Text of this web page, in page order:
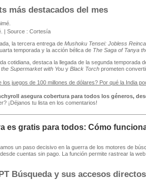
más destacados del mes
| Source : Cortesía
la tercera entrega de Mushoku Tensei: Jobless
temporada y la acción bélica de The Saga of Tanya
cotidiana, destaca la llegada de la segunda temporada
Supermarket with Youy Black Torchprometen
los juegos de 100 millones de dólares? Por qué la India
asegura cobertura para todos los géneros,
¡Déjanos tu lista en los comentarios!
es gratis para todos: Cómo
un paso decisivo en la guerra de los motores de
cuentas sin pago. La función permite rastrear la
Búsqueda y sus accesos directos